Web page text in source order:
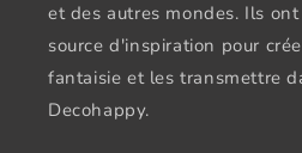
et des autres mondes. Ils
source d'inspiration pour
fantaisie et les transmettre
Decohappy.